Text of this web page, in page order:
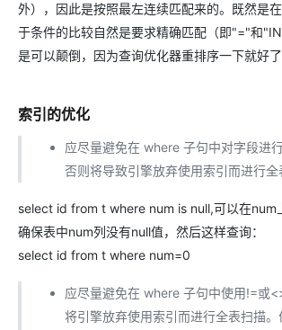
外），因此是按照最左连续匹配来的。既然是
于条件的比较自然是要求精确匹配（即"="和
是可以颠倒，因为查询优化器重排序一下就好了
索引的优化
应尽量避免在 where 子句中对字段进
否则将导致引擎放弃使用索引而进行全
select id from t where num is null,可以在num
确保表中num列没有null值，然后这样查询：
select id from t where num=0
应尽量避免在 where 子句中使用!=或
将引擎放弃使用索引而进行全表扫描